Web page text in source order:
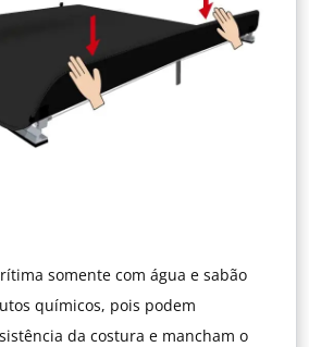
somente com água e sabão
químicos, pois podem
da costura e mancham o